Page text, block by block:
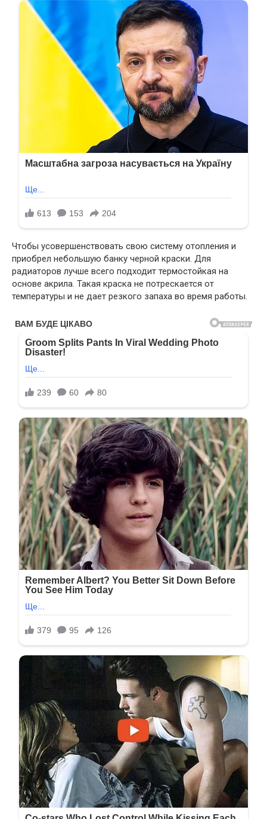
Чтобы усовершенствовать свою систему отопления и
приобрел небольшую банку черной краски. Для
радиаторов лучше всего подходит термостойкая на
основе акрила. Такая краска не потрескается от
температуры и не дает резкого запаха во время работы.